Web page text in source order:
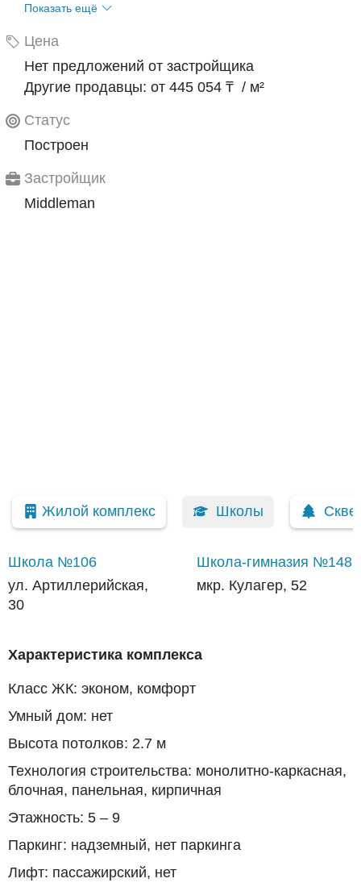
Показать ещё
Цена
Нет предложений от застройщика
Другие продавцы: от 445 054 ₸ / м²
Статус
Построен
Застройщик
Middleman
Жилой комплекс Школы
Школа №106
ул. Артиллерийская,
30
Школа-гимназия №148
мкр. Кулагер, 52
Характеристика комплекса
Класс ЖК: эконом, комфорт
Умный дом: нет
Высота потолков: 2.7 м
Технология строительства: монолитно-каркасная,
блочная, панельная, кирпичная
Этажность: 5 – 9
Паркинг: надземный, нет паркинга
Лифт: пассажирский, нет